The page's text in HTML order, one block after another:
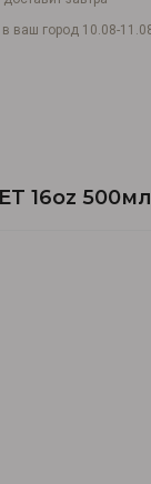
ваш город 10.08-
16oz 500мл